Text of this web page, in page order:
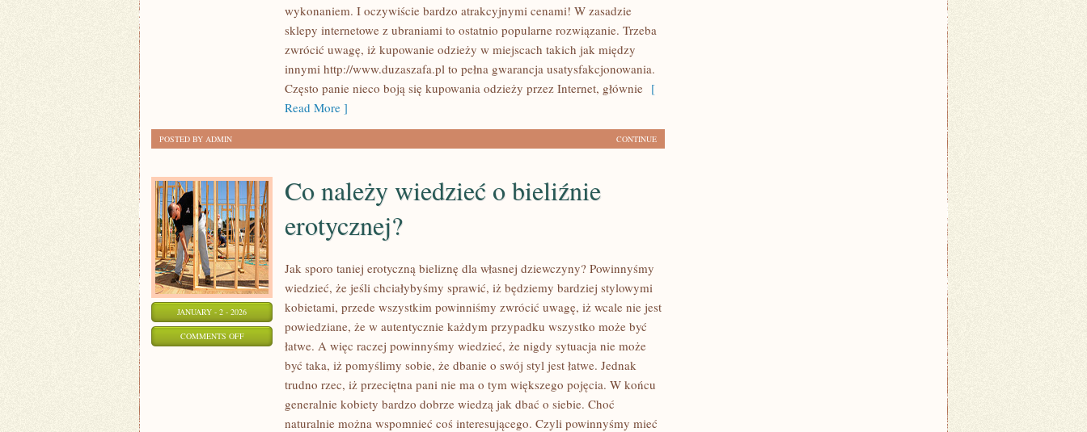
wykonaniem. I oczywiście bardzo atrakcyjnymi cenami! W zasadzie
sklepy internetowe z ubraniami to ostatnio popularne rozwiązanie. Trzeba
zwrócić uwagę, iż kupowanie odzieży w miejscach takich jak między
innymi http://www.duzaszafa.pl to pełna gwarancja usatysfakcjonowania.
Często panie nieco boją się kupowania odzieży przez Internet, głównie [
Read More ]
CONTINUE
POSTED BY ADMIN
JANUARY - 2 - 2026
COMMENTS OFFON
Co należy wiedzieć o bieliźnie
erotycznej?
Jak sporo taniej erotyczną bieliznę dla własnej dziewczyny? Powinnyśmy
wiedzieć, że jeśli chciałybyśmy sprawić, iż będziemy bardziej stylowymi
kobietami, przede wszystkim powinniśmy zwrócić uwagę, iż wcale nie jest
powiedziane, że w autentycznie każdym przypadku wszystko może być
łatwe. A więc raczej powinnyśmy wiedzieć, że nigdy sytuacja nie może
być taka, iż pomyślimy sobie, że dbanie o swój styl jest łatwe. Jednak
trudno rzec, iż przeciętna pani nie ma o tym większego pojęcia. W końcu
generalnie kobiety bardzo dobrze wiedzą jak dbać o siebie. Choć
naturalnie można wspomnieć coś interesującego. Czyli powinnyśmy mieć